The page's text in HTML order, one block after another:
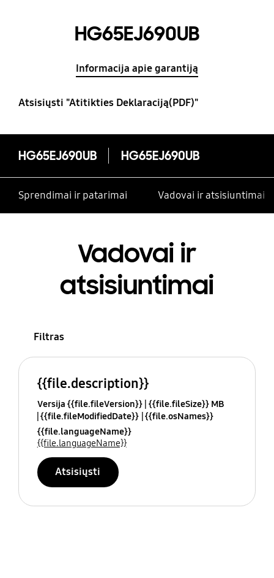
HG65EJ690UB
Informacija apie garantiją
Atsisiųsti "Atitikties Deklaraciją(PDF)"
HG65EJ690UB HG65EJ690UB
Sprendimai ir patarimai Vadovai ir atsisiuntimai
Vadovai ir
atsisiuntimai
Filtras
{{file.description}}
Versija {{file.fileVersion}} {{file.fileSize}} MB
{{file.fileModifiedDate}} {{file.osNames}}
{{file.languageName}}
{{file.languageName}}
Atsisiųsti